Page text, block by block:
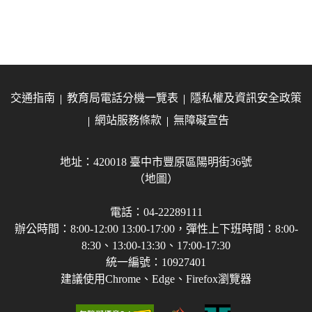
交通指南 教育局電話分機一覽表
隱私權及資訊安全政策
網站服務條款
無障礙宣告
地址：420018 臺中市豐原區陽明街36號
（地圖）
電話：04-22289111
辦公時間：8:00-12:00 13:00-17:00，彈性上下班時間：8:00-
8:30、13:00-13:30、17:00-17:30
統一編號：10927401
建議使用Chrome、Edge、Firefox瀏覽器